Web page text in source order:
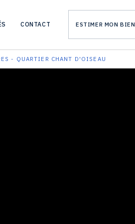
CONTACT ESTIMER MON BIEN
- QUARTIER CHANT D'OISEAU